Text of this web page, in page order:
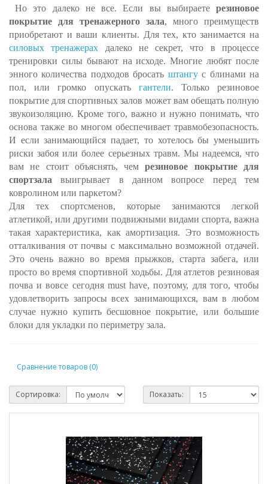
Но это далеко не все. Если вы выбираете резиновое
покрытие для тренажерного зала, много преимуществ
приобретают и ваши клиенты. Для тех, кто занимается на
силовых тренажерах далеко не секрет, что в процессе
тренировки силы бывают на исходе. Многие любят после
энного количества подходов бросать штангус блинами на
пол, или громко опускать гантели. Только резиновое
покрытие для спортивных залов может вам обещать полную
звукоизоляцию. Кроме того, важно и нужно понимать, что
основа также во многом обеспечивает травмобезопасность.
И если занимающийся падает, то хотелось бы уменьшить
риски забоя или более серьезных травм. Мы надеемся, что
вам не стоит объяснять, чемрезиновое покрытие для
спортзала выигрывает в данном вопросе перед тем
ковролином или паркетом?
Для тех спортсменов, которые занимаются легкой
атлетикой, или другими подвижными видами спорта, важна
такая характеристика, как амортизация. Это возможность
отталкивания от почвы с максимально возможной отдачей.
Это очень важно во время прыжков, старта забега, или
просто во время спортивной ходьбы. Для атлетов резиновая
почва и вовсе сегодня must have, поэтому, для того, чтобы
удовлетворить запросы всех занимающихся, вам в любом
случае нужно купить бесшовное покрытие, или большие
блоки для укладки по периметру зала.
Сравнение товаров (0)
Сортировка: Показать: